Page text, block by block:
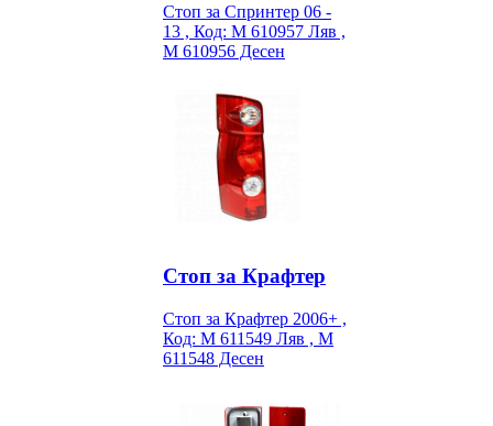
Стоп за Спринтер 06 -
13 , Код: M 610957 Ляв ,
M 610956 Десен
Стоп за Крафтер
Стоп за Крафтер 2006+ ,
Код: M 611549 Ляв , M
611548 Десен